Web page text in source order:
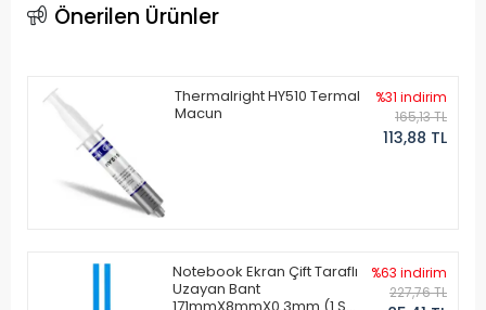
Önerilen Ürünler
Thermalright HY510 Termal
Macun
%31 indirim
165,13 TL
113,88 TL
Notebook Ekran Çift Taraflı
Uzayan Bant
%63 indirim
227,76 TL